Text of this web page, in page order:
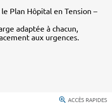
Plan Hôpital en Tension –
adaptée à chacun,
aux urgences.
ACCÈS RAPIDES